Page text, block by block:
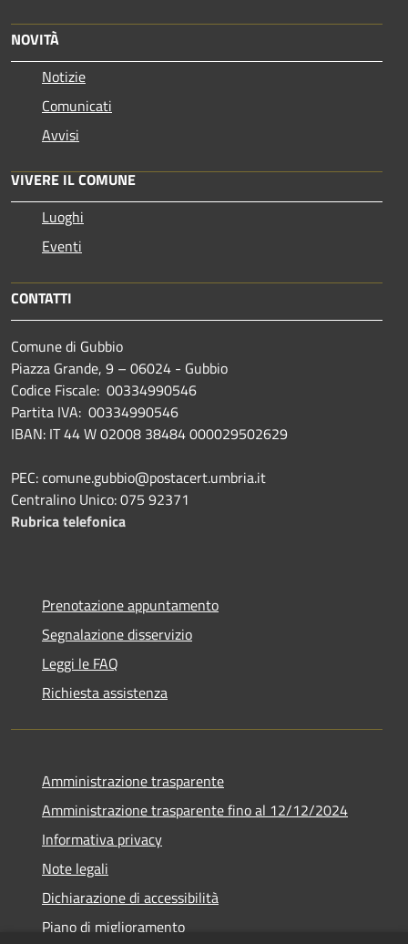
NOVITÀ
Notizie
Comunicati
Avvisi
VIVERE IL COMUNE
Luoghi
Eventi
CONTATTI
Comune di Gubbio
Piazza Grande, 9 – 06024 - Gubbio
Codice Fiscale: 00334990546
Partita IVA: 00334990546
IBAN: IT 44 W 02008 38484 000029502629
PEC: comune.gubbio@postacert.umbria.it
Centralino Unico: 075 92371
Rubrica telefonica
Prenotazione appuntamento
Segnalazione disservizio
Leggi le FAQ
Richiesta assistenza
Amministrazione trasparente
Amministrazione trasparente fino al 12/12/2024
Informativa privacy
Note legali
Dichiarazione di accessibilità
Piano di miglioramento